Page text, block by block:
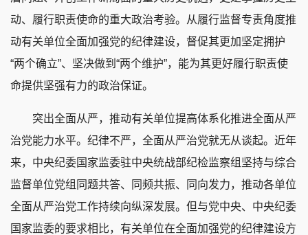
动、履行职责使命的重大政治考验。从履行监督专责角度推
动有关单位全面加强党的纪律建设，督促其更加坚定拥护
“两个确立”、坚决做到“两个维护”，能为其更好履行职责使
命提供坚强有力的政治保证。
突出全面从严，推动有关单位提高体系化推进全面从严
治党能力水平。纪律不严，全面从严治党就无从谈起。近年
来，中央纪委国家监委驻中央统战部纪检监察组坚持与综合
监督单位党组同题共答、同频共振、同向发力，推动各单位
全面从严治党工作持续向纵深发展。但与党中央、中央纪委
国家监委的要求相比，有关单位在全面加强党的纪律建设方